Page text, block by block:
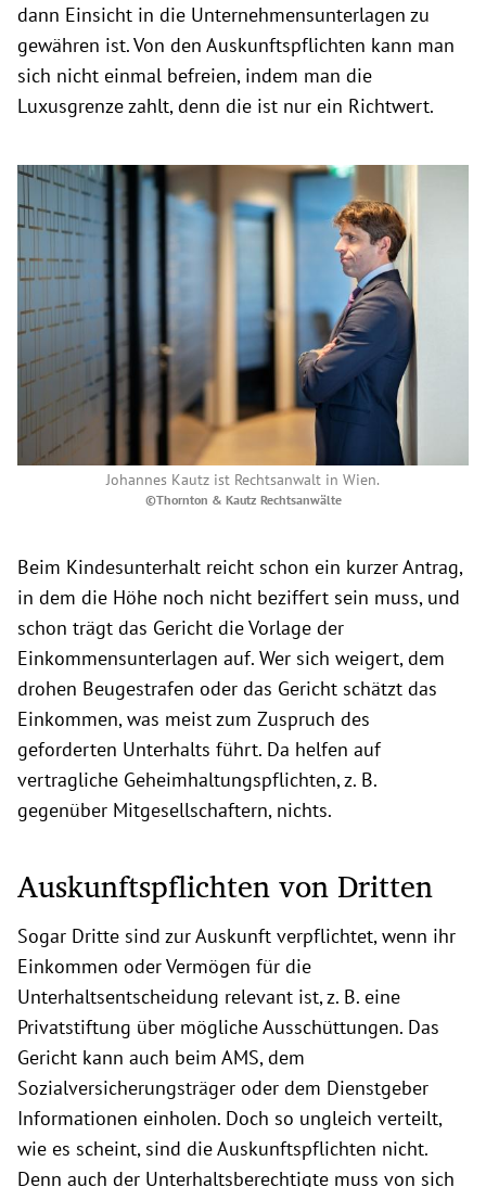
dann Einsicht in die Unternehmensunterlagen zu
gewähren ist. Von den Auskunftspflichten kann man
sich nicht einmal befreien, indem man die
Luxusgrenze zahlt, denn die ist nur ein Richtwert.
Johannes Kautz ist Rechtsanwalt in Wien.
©Thornton & Kautz Rechtsanwälte
Beim Kindesunterhalt reicht schon ein kurzer Antrag,
in dem die Höhe noch nicht beziffert sein muss, und
schon trägt das Gericht die Vorlage der
Einkommensunterlagen auf. Wer sich weigert, dem
drohen Beugestrafen oder das Gericht schätzt das
Einkommen, was meist zum Zuspruch des
geforderten Unterhalts führt. Da helfen auf
vertragliche Geheimhaltungspflichten, z. B.
gegenüber Mitgesellschaftern, nichts.
Auskunftspflichten von Dritten
Sogar Dritte sind zur Auskunft verpflichtet, wenn ihr
Einkommen oder Vermögen für die
Unterhaltsentscheidung relevant ist, z. B. eine
Privatstiftung über mögliche Ausschüttungen. Das
Gericht kann auch beim AMS, dem
Sozialversicherungsträger oder dem Dienstgeber
Informationen einholen. Doch so ungleich verteilt,
wie es scheint, sind die Auskunftspflichten nicht.
Denn auch der Unterhaltsberechtigte muss von sich